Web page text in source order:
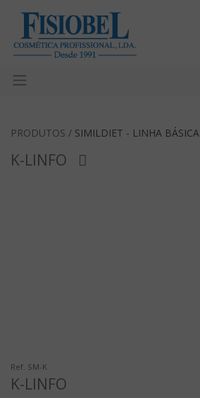
PRODUTOS / SIMILDIET - LINHA BÁSICA
K-LINFO
Ref. SM-K
K-LINFO